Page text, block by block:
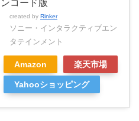
ンコード版
created by Rinker
ソニー・インタラクティブエン
タテインメント
Amazon 楽天市場
Yahooショッピング